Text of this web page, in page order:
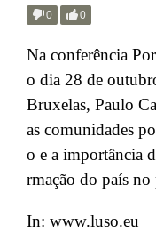
0 0
Na conferência
o dia 28 de
Bruxelas, Paulo
as comunidades
o e a importância
rmação do país
In: www.luso.eu